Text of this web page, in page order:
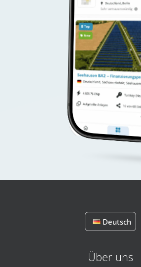
Watch App Preview
Deutsch
Über uns